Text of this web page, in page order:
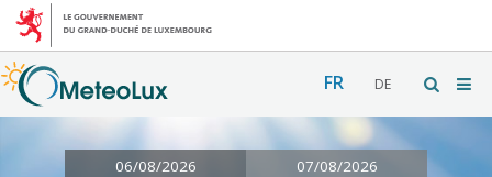
FR DE
06/08/2026 07/08/2026